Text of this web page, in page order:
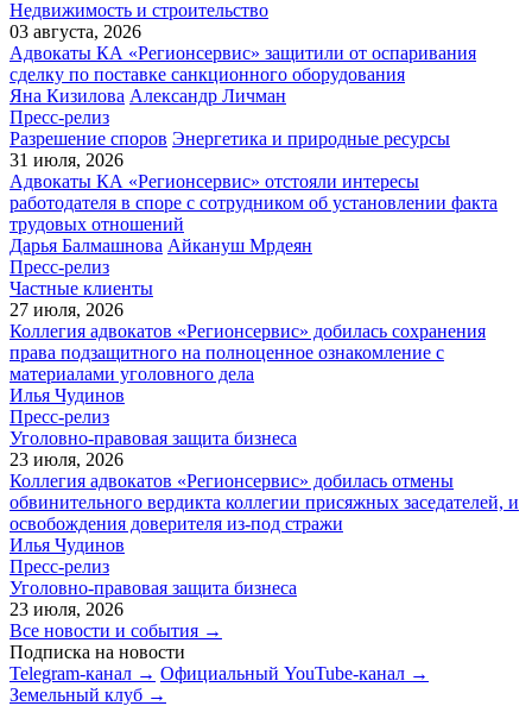
Недвижимость и строительство
03 августа, 2026
Адвокаты КА «Регионсервис» защитили от оспаривания
сделку по поставке санкционного оборудования
Яна Кизилова Александр Личман
Пресс-релиз
Разрешение споров Энергетика и природные ресурсы
31 июля, 2026
Адвокаты КА «Регионсервис» отстояли интересы
работодателя в споре с сотрудником об установлении факта
трудовых отношений
Дарья Балмашнова Айкануш Мрдеян
Пресс-релиз
Частные клиенты
27 июля, 2026
Коллегия адвокатов «Регионсервис» добилась сохранения
права подзащитного на полноценное ознакомление с
материалами уголовного дела
Илья Чудинов
Пресс-релиз
Уголовно-правовая защита бизнеса
23 июля, 2026
Коллегия адвокатов «Регионсервис» добилась отмены
обвинительного вердикта коллегии присяжных заседателей, и
освобождения доверителя из-под стражи
Илья Чудинов
Пресс-релиз
Уголовно-правовая защита бизнеса
23 июля, 2026
Все новости и события →
Подписка на новости
Telegram-канал → Официальный YouTube-канал →
Земельный клуб →